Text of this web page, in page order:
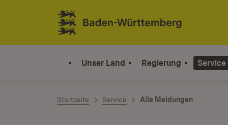
Zum Inhalt springen
Link zur Startseite
Unser Land Regierung Service
Startseite Service Alle Meldungen